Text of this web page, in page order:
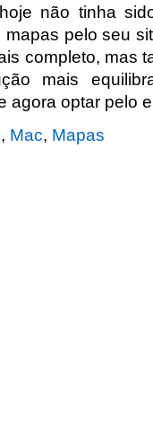
não tinha
pelo seu
completo, mas
mais
agora optar pelo
, Mac, Mapas